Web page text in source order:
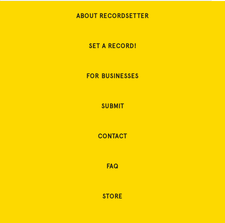
ABOUT RECORDSETTER
SET A RECORD!
FOR BUSINESSES
SUBMIT
CONTACT
FAQ
STORE